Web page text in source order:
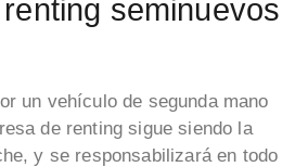
seminuevos
un vehículo de segunda mano
de renting sigue siendo la
y se responsabilizará en todo